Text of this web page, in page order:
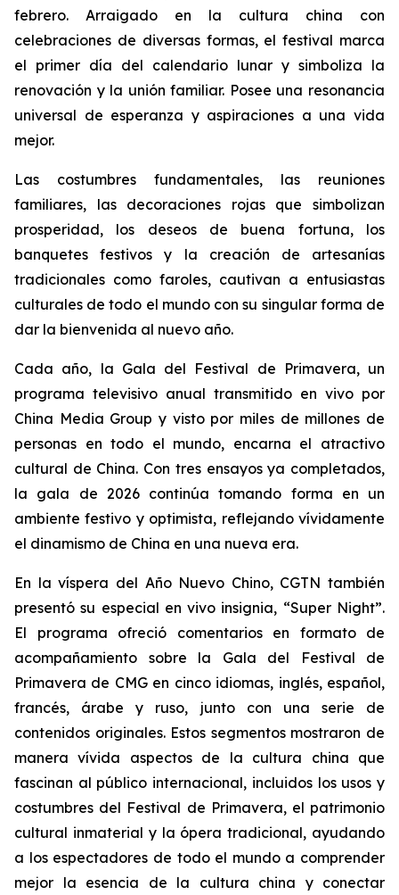
febrero. Arraigado en la cultura china con
celebraciones de diversas formas, el festival marca
el primer día del calendario lunar y simboliza la
renovación y la unión familiar. Posee una resonancia
universal de esperanza y aspiraciones a una vida
mejor.
Las costumbres fundamentales, las reuniones
familiares, las decoraciones rojas que simbolizan
prosperidad, los deseos de buena fortuna, los
banquetes festivos y la creación de artesanías
tradicionales como faroles, cautivan a entusiastas
culturales de todo el mundo con su singular forma de
dar la bienvenida al nuevo año.
Cada año, la Gala del Festival de Primavera, un
programa televisivo anual transmitido en vivo por
China Media Group y visto por miles de millones de
personas en todo el mundo, encarna el atractivo
cultural de China. Con tres ensayos ya completados,
la gala de 2026 continúa tomando forma en un
ambiente festivo y optimista, reflejando vívidamente
el dinamismo de China en una nueva era.
En la víspera del Año Nuevo Chino, CGTN también
presentó su especial en vivo insignia, “Super Night”.
El programa ofreció comentarios en formato de
acompañamiento sobre la Gala del Festival de
Primavera de CMG en cinco idiomas, inglés, español,
francés, árabe y ruso, junto con una serie de
contenidos originales. Estos segmentos mostraron de
manera vívida aspectos de la cultura china que
fascinan al público internacional, incluidos los usos y
costumbres del Festival de Primavera, el patrimonio
cultural inmaterial y la ópera tradicional, ayudando
a los espectadores de todo el mundo a comprender
mejor la esencia de la cultura china y conectar